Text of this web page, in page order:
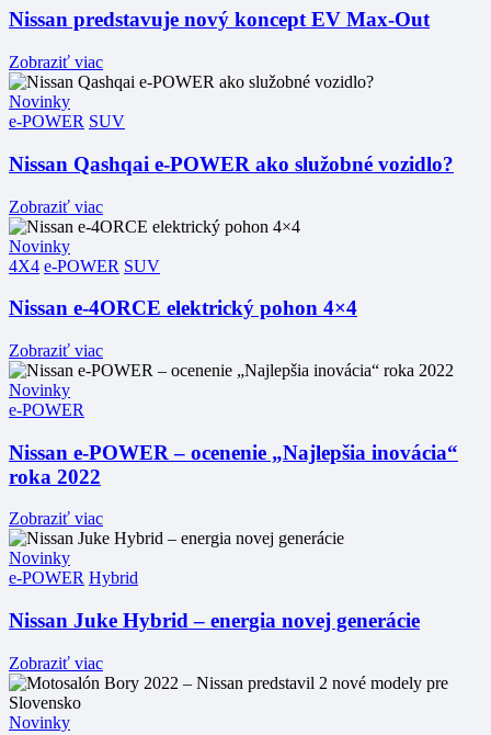
Nissan predstavuje nový koncept EV Max-Out
Zobraziť viac
Novinky
e-POWER SUV
Nissan Qashqai e-POWER ako služobné vozidlo?
Zobraziť viac
Novinky
4X4 e-POWER SUV
Nissan e-4ORCE elektrický pohon 4×4
Zobraziť viac
Novinky
e-POWER
Nissan e-POWER – ocenenie „Najlepšia inovácia“
roka 2022
Zobraziť viac
Novinky
e-POWER Hybrid
Nissan Juke Hybrid – energia novej generácie
Zobraziť viac
Novinky